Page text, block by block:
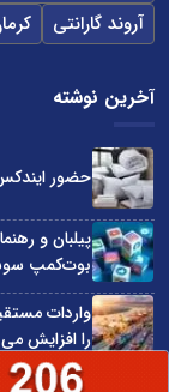
آروند گارانتی
آخرین نوشته
حضور
پیلبان و
بوت‌کمپ
واردات
را افزایش
ترند ترین